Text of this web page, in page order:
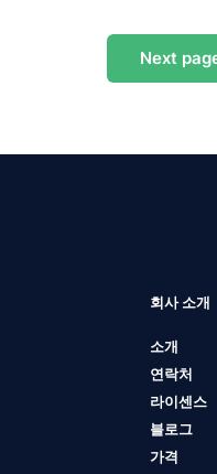
Next
회사 소개
소개
연락처
라이센스
블로그
가격